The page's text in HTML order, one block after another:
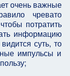
очень важные
чревато
потратить
информацию
суть, то
импульсы и